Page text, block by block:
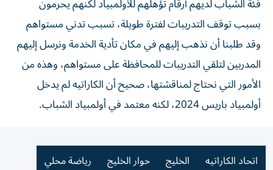
بسبب توقف التدريبات لفترة طويلة، تسبب تدني مستواهم
وقد طلبنا أن نذهب إليهم في مكان تأدية الخدمة ونرسل إليهم
المدربين لتلقي التدريبات للمحافظة على مستواهم، وهذه من
الأمور التي نحتاج لمناقشتها، صحيح أن الكاراتيه لم يدخل
أولمبياد باريس 2024، لكنه معتمد في أولمبياد الشباب.
اتحاد الكاراتيه الخليج حوار الخليج رياضة محلي